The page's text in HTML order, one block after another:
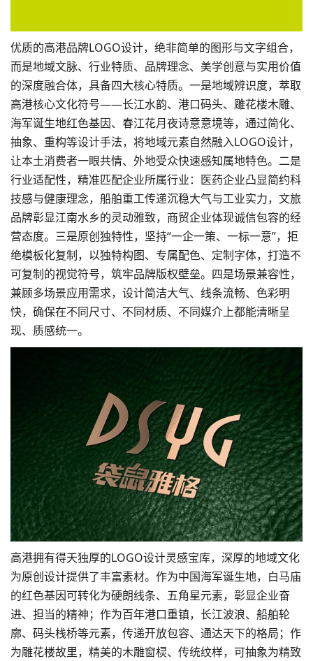
优质的高港品牌LOGO设计，绝非简单的图形与文字组合，
而是地域文脉、行业特质、品牌理念、美学创意与实用价值
的深度融合体，具备四大核心特质。一是地域辨识度，萃取
高港核心文化符号——长江水韵、港口码头、雕花楼木雕、
海军诞生地红色基因、春江花月夜诗意意境等，通过简化、
抽象、重构等设计手法，将地域元素自然融入LOGO设计，
让本土消费者一眼共情、外地受众快速感知属地特色。二是
行业适配性，精准匹配企业所属行业：医药企业凸显简约科
技感与健康理念，船舶重工传递沉稳大气与工业实力，文旅
品牌彰显江南水乡的灵动雅致，商贸企业体现诚信包容的经
营态度。三是原创独特性，坚持“一企一策、一标一意”，拒
绝模板化复制，以独特构图、专属配色、定制字体，打造不
可复制的视觉符号，筑牢品牌版权壁垒。四是场景兼容性，
兼顾多场景应用需求，设计简洁大气、线条流畅、色彩明
快，确保在不同尺寸、不同材质、不同媒介上都能清晰呈
现、质感统一。
高港拥有得天独厚的LOGO设计灵感宝库，深厚的地域文化
为原创设计提供了丰富素材。作为中国海军诞生地，白马庙
的红色基因可转化为硬朗线条、五角星元素，彰显企业奋
进、担当的精神；作为百年港口重镇，长江波浪、船舶轮
廓、码头栈桥等元素，传递开放包容、通达天下的格局；作
为雕花楼故里，精美的木雕窗棂、传统纹样，可抽象为精致